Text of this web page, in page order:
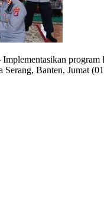
program
Banten, Jumat